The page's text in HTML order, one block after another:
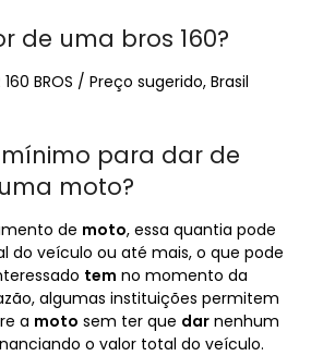
de uma bros 160?
BROS / Preço sugerido, Brasil
para dar de
moto?
de moto, essa quantia pode
do veículo ou até mais, o que pode
tem no momento da
algumas instituições permitem
a moto sem ter que dar nenhum
o valor total do veículo.